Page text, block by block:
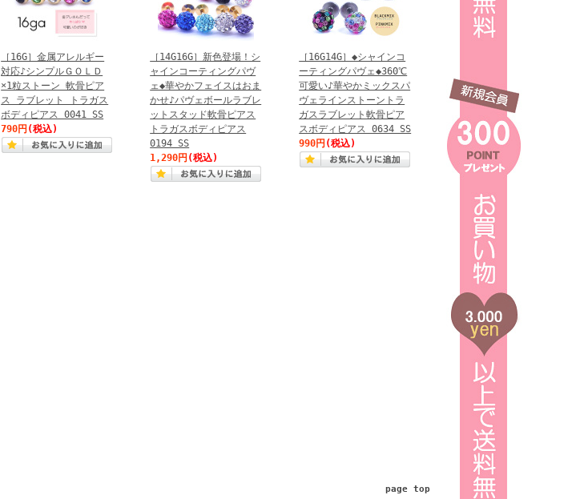
［16G］金属アレルギー
対応♪シンプルＧＯＬＤ
×1粒ストーン 軟骨ピア
ス ラブレット トラガス
ボディピアス 0041 SS
790円 (税込)
［14G16G］新色登場！シ
ャインコーティングパヴ
ェ◆華やかフェイスはおま
かせ♪パヴェボールラブレ
ットスタッド軟骨ピアス
トラガスボディピアス
0194 SS
1,290円 (税込)
［16G14G］◆シャインコ
ーティングパヴェ◆360℃
可愛い♪華やかミックスパ
ヴェラインストーントラ
ガスラブレット軟骨ピア
スボディピアス 0634 SS
990円 (税込)
page top